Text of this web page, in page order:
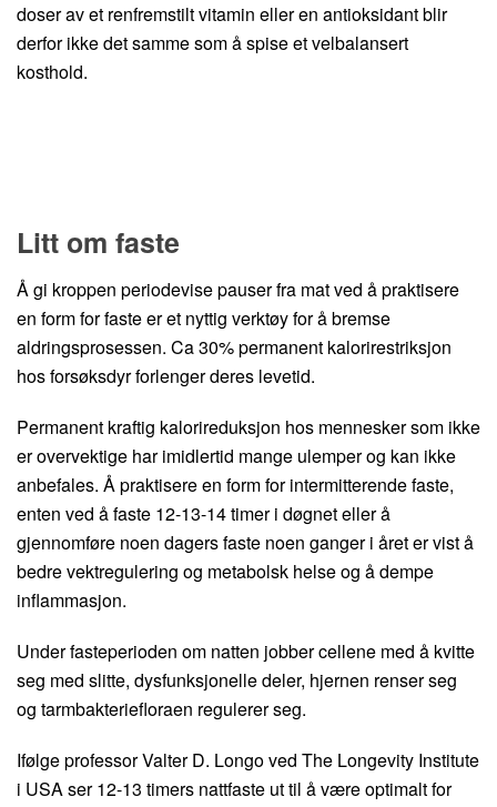
doser av et renfremstilt vitamin eller en antioksidant blir
derfor ikke det samme som å spise et velbalansert
kosthold.
Litt om faste
Å gi kroppen periodevise pauser fra mat ved å praktisere
en form for faste er et nyttig verktøy for å bremse
aldringsprosessen. Ca 30% permanent kalorirestriksjon
hos forsøksdyr forlenger deres levetid.
Permanent kraftig kalorireduksjon hos mennesker som ikke
er overvektige har imidlertid mange ulemper og kan ikke
anbefales. Å praktisere en form for intermitterende faste,
enten ved å faste 12-13-14 timer i døgnet eller å
gjennomføre noen dagers faste noen ganger i året er vist å
bedre vektregulering og metabolsk helse og å dempe
inflammasjon.
Under fasteperioden om natten jobber cellene med å kvitte
seg med slitte, dysfunksjonelle deler, hjernen renser seg
og tarmbakteriefloraen regulerer seg.
Ifølge professor Valter D. Longo ved The Longevity Institute
i USA ser 12-13 timers nattfaste ut til å være optimalt for